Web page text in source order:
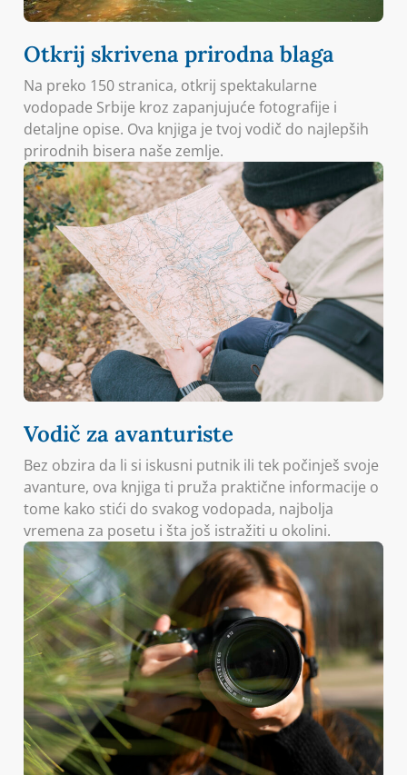
Otkrij skrivena prirodna blaga
Na preko 150 stranica, otkrij spektakularne
vodopade Srbije kroz zapanjujuće fotografije i
detaljne opise. Ova knjiga je tvoj vodič do najlepših
prirodnih bisera naše zemlje.
Vodič za avanturiste
Bez obzira da li si iskusni putnik ili tek počinješ svoje
avanture, ova knjiga ti pruža praktične informacije o
tome kako stići do svakog vodopada, najbolja
vremena za posetu i šta još istražiti u okolini.